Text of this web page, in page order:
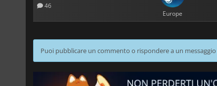
46
Europe
Puoi pubblicare un commento o rispondere a un messaggio